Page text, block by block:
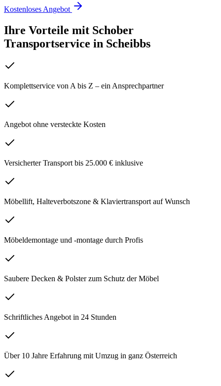
Kostenloses Angebot
Ihre Vorteile mit Schober
Transportservice in Scheibbs
Komplettservice von A bis Z – ein Ansprechpartner
Angebot ohne versteckte Kosten
Versicherter Transport bis 25.000 € inklusive
Möbellift, Halteverbotszone & Klaviertransport auf Wunsch
Möbeldemontage und -montage durch Profis
Saubere Decken & Polster zum Schutz der Möbel
Schriftliches Angebot in 24 Stunden
Über 10 Jahre Erfahrung mit Umzug in ganz Österreich